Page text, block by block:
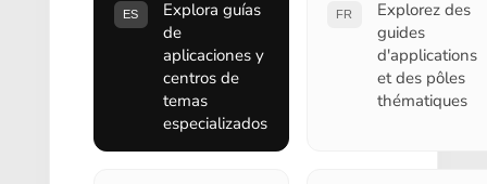
ES
Explora guías
de
aplicaciones y
centros de
temas
especializados
FR
Explorez des
guides
d'applications
et des pôles
thématiques